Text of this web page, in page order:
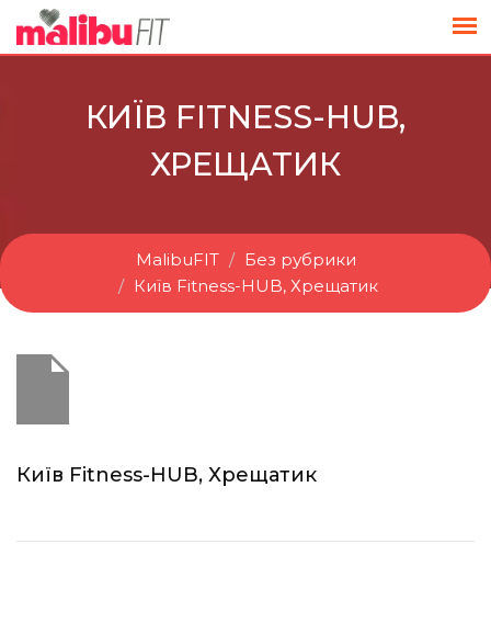
КИЇВ FITNESS-HUB,
ХРЕЩАТИК
MalibuFIT
Без рубрики
Київ Fitness-HUB, Хрещатик
Київ Fitness-HUB, Хрещатик